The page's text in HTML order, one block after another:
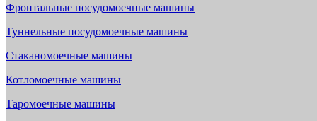
Фронтальные посудомоечные машины
Туннельные посудомоечные машины
Стаканомоечные машины
Котломоечные машины
Таромоечные машины